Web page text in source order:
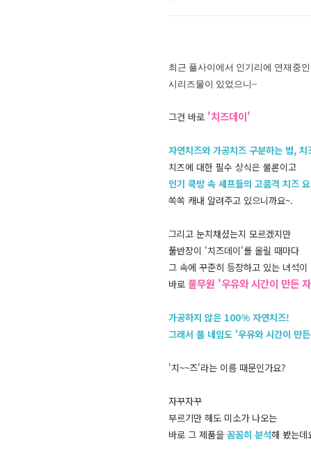
최근 풀사이에서 인기리에 연재중인
시리즈물이 있었으니~
그건 바로 '치즈데이'
자연치즈와 가공치즈 구분하는 법, 치
치즈에 대한 필수 상식은 물론이고
인기 쿡방 속 셰프들의 고품격 치즈
쏙쏙 캐내 알려주고 있으니까요~.
그리고 눈치채셨는지 모르겠지만
풀반장이 '치즈데이'를 올릴 때마다
그 속에 꾸준히 등장하고 있는 녀석이
바로 풀무원 '우유와 시간이 만든
가공하지 않은 100% 자연치즈!
그래서 풀 네임도 '우유와 시간이 만
'치~~즈'라는 이름 때문인가요?
자꾸자꾸
부르기만 해도 미소가 나오는
바로 그 제품을 꼼꼼히 분석해 봤는데